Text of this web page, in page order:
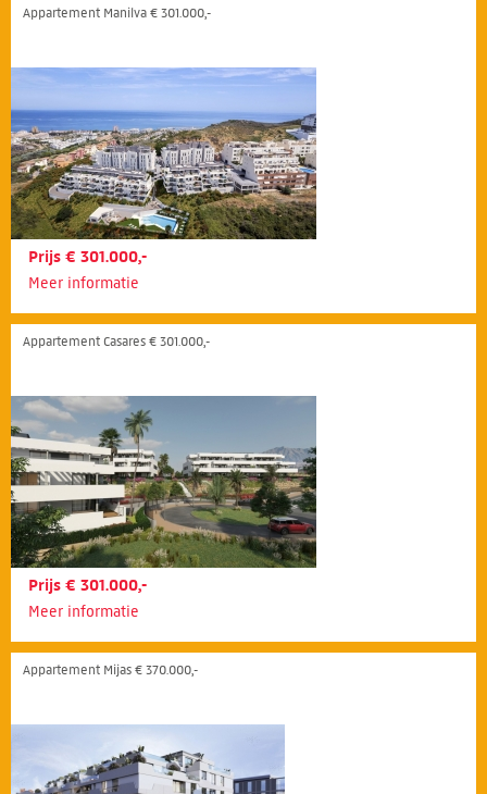
Appartement Manilva € 301.000,-
Prijs € 301.000,-
Meer informatie
Appartement Casares € 301.000,-
Prijs € 301.000,-
Meer informatie
Appartement Mijas € 370.000,-